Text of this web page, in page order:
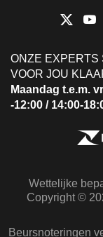
ONZE EXPERTS
VOOR JOU
Maandag t.e.m.
-12:00 / 14:00-
Wettelijke
Copyright ©
Beursnoteringen